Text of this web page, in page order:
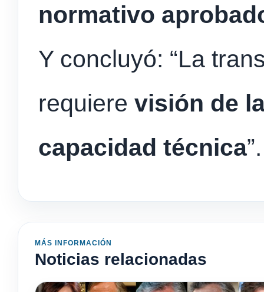
normativo
Y concluyó: “La
requiere visión de
capacidad técnica”.
MÁS INFORMACIÓN
Noticias relacionadas